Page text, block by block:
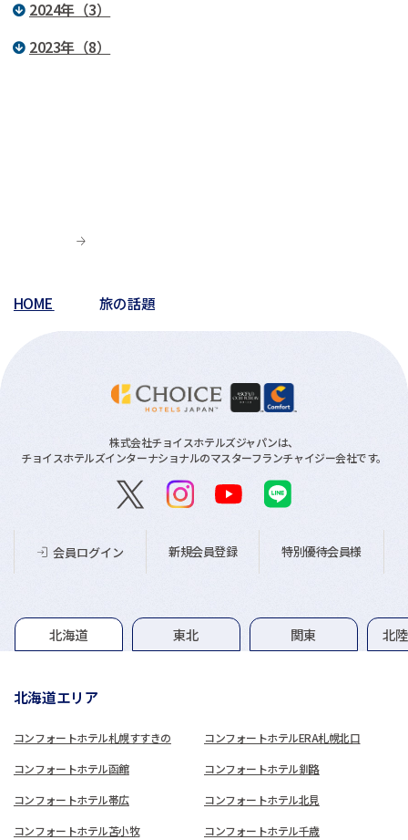
2024年（3）
2023年（8）
HOME 旅の話題
株式会社チョイスホテルズジャパンは、
チョイスホテルズインターナショナルのマスターフランチャイジー会社です。
会員ログイン 新規会員登録 特別優待会員様
グループホテル一覧
北海道 東北 関東 北
北海道エリア
コンフォートホテル札幌すすきの コンフォートホテルERA札幌北口
コンフォートホテル函館 コンフォートホテル釧路
コンフォートホテル帯広 コンフォートホテル北見
コンフォートホテル苫小牧 コンフォートホテル千歳